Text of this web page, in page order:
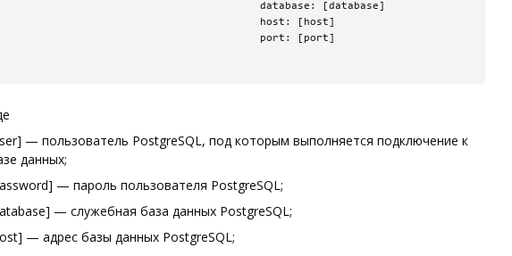
                                        database
: [database]
                                        host
: [ host]
                                        port
: [ port]
— пользователь PostgreSQL, под которым выполняется подключение к
данных;
— пароль пользователя PostgreSQL;
— служебная база данных PostgreSQL;
— адрес базы данных PostgreSQL;